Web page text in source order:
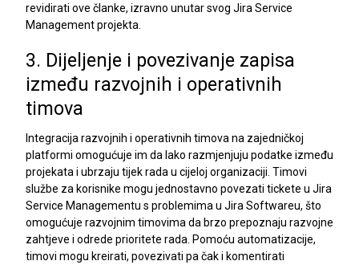
revidirati ove članke, izravno unutar svog Jira Service
Management projekta.
3. Dijeljenje i povezivanje zapisa
između razvojnih i operativnih
timova
Integracija razvojnih i operativnih timova na zajedničkoj
platformi omogućuje im da lako razmjenjuju podatke između
projekata i ubrzaju tijek rada u cijeloj organizaciji. Timovi
službe za korisnike mogu jednostavno povezati tickete u Jira
Service Managementu s problemima u Jira Softwareu, što
omogućuje razvojnim timovima da brzo prepoznaju razvojne
zahtjeve i odrede prioritete rada. Pomoću automatizacije,
timovi mogu kreirati, povezivati pa čak i komentirati